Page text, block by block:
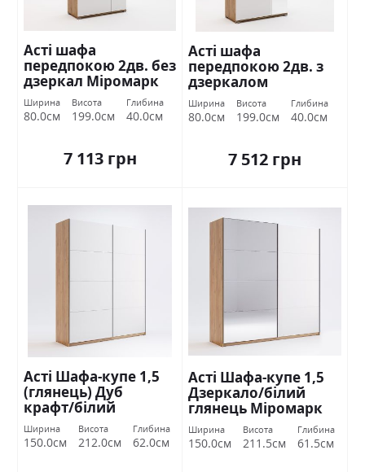
Асті шафа
передпокою 2дв. без
дзеркал Міромарк
Ширина
80.0см
Висота
199.0см
Глибина
40.0см
7 113 грн
Асті шафа
передпокою 2дв. з
дзеркалом
Міромарк
Ширина
80.0см
Висота
199.0см
Глибина
40.0см
7 512 грн
Асті Шафа-купе 1,5
(глянець) Дуб
крафт/білий
глянець Міромарк
Ширина
150.0см
Висота
212.0см
Глибина
62.0см
Асті Шафа-купе 1,5
Дзеркало/білий
глянець Міромарк
Ширина
150.0см
Висота
211.5см
Глибина
61.5см